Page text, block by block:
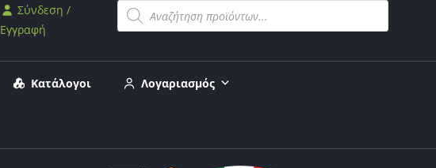
Σύνδεση /
Εγγραφή
Κατάλογοι Λογαριασμός